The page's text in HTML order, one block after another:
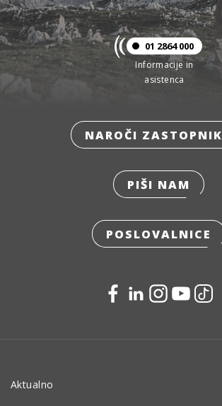
01 2864 000
Informacije in
asistenca
NAROČI
PIŠI NAM
POSLOVALNICE
Aktualno